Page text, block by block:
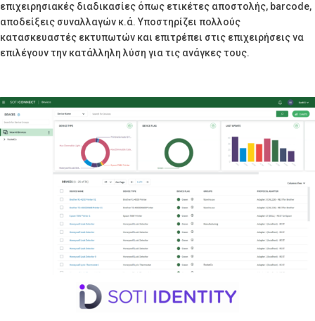
επιχειρησιακές διαδικασίες όπως ετικέτες αποστολής, barcode,
αποδείξεις συναλλαγών κ.ά. Υποστηρίζει πολλούς
κατασκευαστές εκτυπωτών και επιτρέπει στις επιχειρήσεις να
επιλέγουν την κατάλληλη λύση για τις ανάγκες τους.